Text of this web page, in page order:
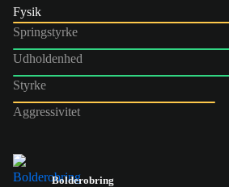
Fysik
Springstyrke
Udholdenhed
Styrke
Aggressivitet
Bolderobring